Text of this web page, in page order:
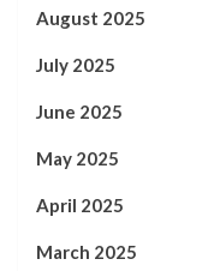
August 2025
July 2025
June 2025
May 2025
April 2025
March 2025